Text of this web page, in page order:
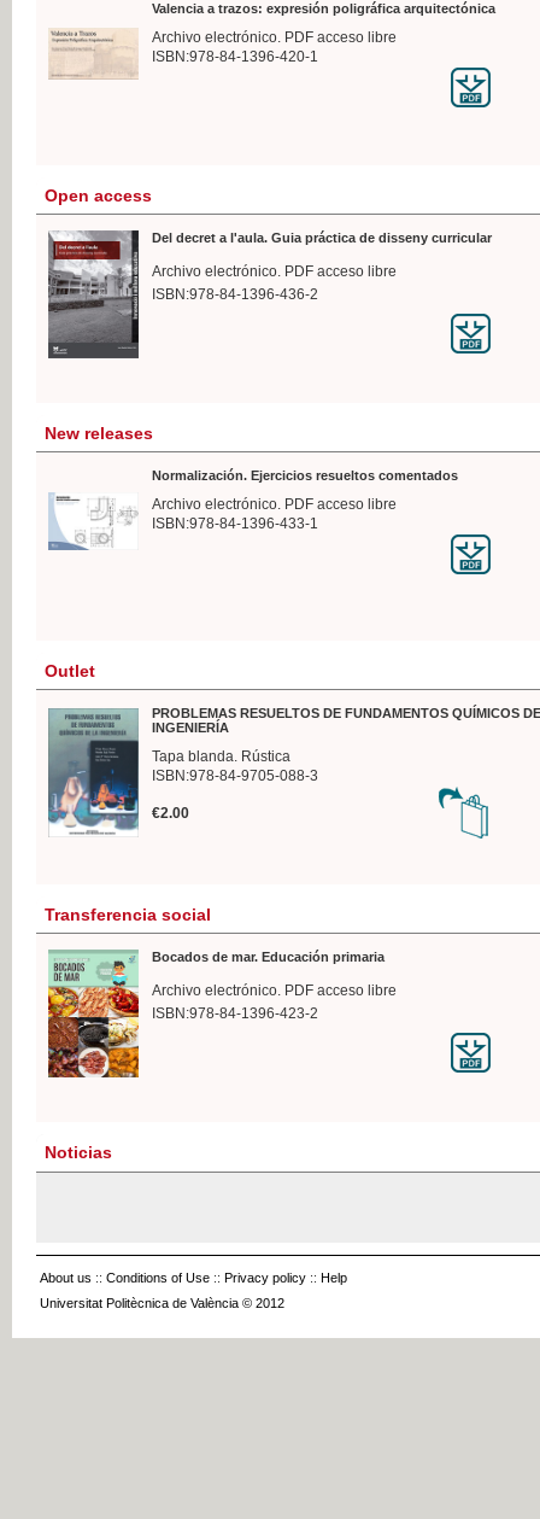
Valencia a trazos: expresión poligráfica arquitectónica
Archivo electrónico. PDF acceso libre
ISBN:978-84-1396-420-1
Open access
Del decret a l'aula. Guia práctica de disseny curricular
Archivo electrónico. PDF acceso libre
ISBN:978-84-1396-436-2
New releases
Normalización. Ejercicios resueltos comentados
Archivo electrónico. PDF acceso libre
ISBN:978-84-1396-433-1
Outlet
PROBLEMAS RESUELTOS DE FUNDAMENTOS QUÍMICOS
INGENIERÍA
Tapa blanda. Rústica
ISBN:978-84-9705-088-3
€2.00
Transferencia social
Bocados de mar. Educación primaria
Archivo electrónico. PDF acceso libre
ISBN:978-84-1396-423-2
Noticias
About us :: Conditions of Use :: Privacy policy :: Help
Universitat Politècnica de València © 2012